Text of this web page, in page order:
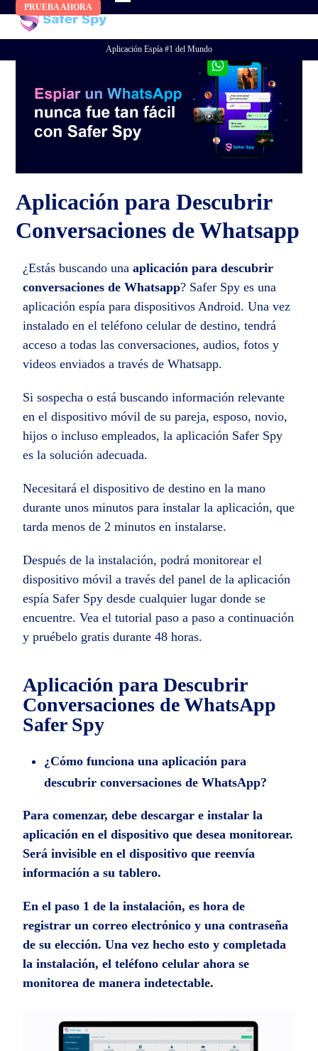
content
PRUEBA AHORA
Aplicación Espía #1 del Mundo
Aplicación para Descubrir
Conversaciones de Whatsapp
¿Estás buscando unaaplicación para descubrir
conversaciones de Whatsapp? Safer Spy es una
aplicación espía para dispositivos Android. Una vez
instalado en el teléfono celular de destino, tendrá
acceso a todas las conversaciones, audios, fotos y
videos enviados a través de Whatsapp.
Si sospecha o está buscando información relevante
en el dispositivo móvil de su pareja, esposo, novio,
hijos o incluso empleados, la aplicación Safer Spy
es la solución adecuada.
Necesitará el dispositivo de destino en la mano
durante unos minutos para instalar la aplicación, que
tarda menos de 2 minutos en instalarse.
Después de la instalación, podrá monitorear el
dispositivo móvil a través del panel de la aplicación
espía Safer Spy desde cualquier lugar donde se
encuentre. Vea el tutorial paso a paso a continuación
y pruébelo gratis durante 48 horas.
Aplicación para Descubrir
Conversaciones de WhatsApp
Safer Spy
¿Cómo funciona una aplicación para
descubrir conversaciones de WhatsApp?
Para comenzar, debe descargar e instalar la
aplicación en el dispositivo que desea monitorear.
Será invisible en el dispositivo que reenvía
información a su tablero.
En el paso 1 de la instalación, es hora de
registrar un correo electrónico y una contraseña
de su elección. Una vez hecho esto y completada
la instalación, el teléfono celular ahora se
monitorea de manera indetectable.